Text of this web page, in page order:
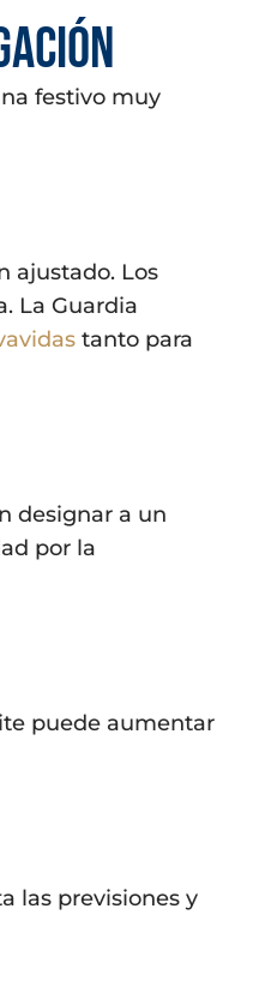
festivo muy
ajustado. Los
La Guardia
tanto para
designar a un
por la
puede aumentar
las previsiones y